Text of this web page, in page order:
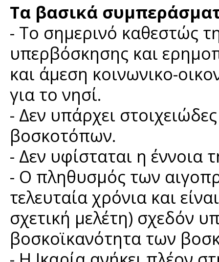
Τα βασικά
- Το σημερινό καθεστώς
υπερβόσκησης και
και άμεση κοινωνικο-
για το νησί.
- Δεν υπάρχει
βοσκοτόπων.
- Δεν υφίσταται η
- Ο πληθυσμός των
τελευταία χρόνια και
σχετική μελέτη) σχεδόν
βοσκοϊκανότητα των